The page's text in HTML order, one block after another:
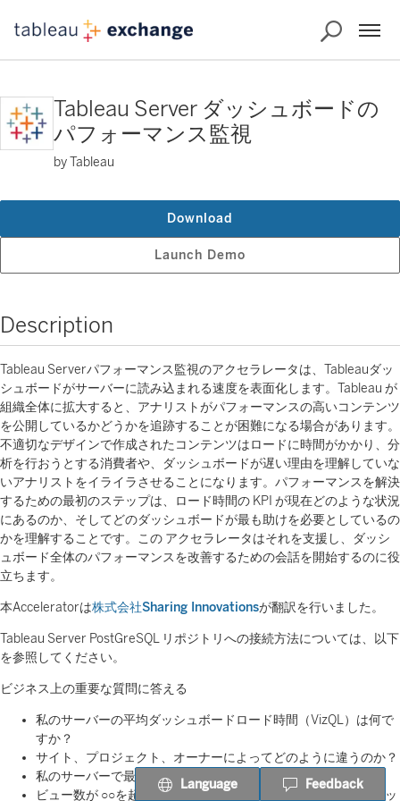
Tableau Server ダッシュボードの
パフォーマンス監視
by Tableau
Launch Demo
Download
Description
Tableau Serverパフォーマンス監視のアクセラレータは、Tableauダッ
シュボードがサーバーに読み込まれる速度を表面化します。Tableau が
組織全体に拡大すると、アナリストがパフォーマンスの高いコンテンツ
を公開しているかどうかを追跡することが困難になる場合があります。
不適切なデザインで作成されたコンテンツはロードに時間がかかり、分
析を行おうとする消費者や、ダッシュボードが遅い理由を理解していな
いアナリストをイライラさせることになります。パフォーマンスを解決
するための最初のステップは、ロード時間の KPI が現在どのような状況
にあるのか、そしてどのダッシュボードが最も助けを必要としているの
かを理解することです。この アクセラレータはそれを支援し、ダッシ
ュボード全体のパフォーマンスを改善するための会話を開始するのに役
立ちます。
本Acceleratorは株式会社Sharing Innovationsが翻訳を行いました。
Tableau Server PostGreSQL リポジトリへの接続方法については、以下
を参照してください。
ビジネス上の重要な質問に答える
私のサーバーの平均ダッシュボードロード時間（VizQL）は何で
すか？
サイト、プロジェクト、オーナーによってどのように違うのか？
私のサーバーで最も遅いダッシュボードは何ですか？
ビュー数が ○○を超え、平均読み込み時間が ○○秒 以上かかるダッ
Language Feedback